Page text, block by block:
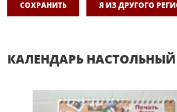
СОХРАНИТЬ Я ИЗ ДРУГОГО
КАЛЕНДАРЬ